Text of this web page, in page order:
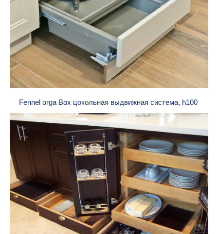
Fennel orga Box цокольная выдвижная система, h100